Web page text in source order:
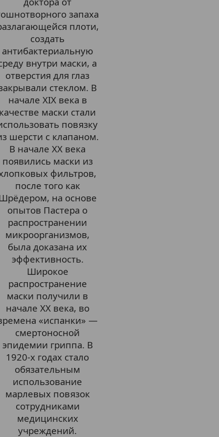
запаха
плоти,
создать
антибактериальную
внутри маски, а
отверстия для глаз
стеклом. В
начале XIX века в
маски стали
повязку
шерсти с клапаном.
В начале XX века
появились маски из
фильтров,
после того как
на основе
опытов Пастера о
распространении
микроорганизмов,
была доказана их
эффективность.
Широкое
распространение
маски получили в
начале XX века, во
«испанки» —
смертоносной
эпидемии гриппа. В
1920-х годах стало
обязательным
использование
марлевых повязок
сотрудниками
медицинских
учреждений.